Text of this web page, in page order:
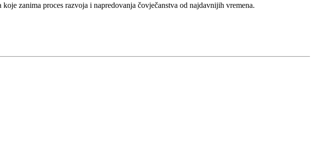
zanima proces razvoja i napredovanja čovječanstva od najdavnijih vremena.